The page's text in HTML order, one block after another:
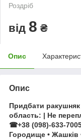
Роздріб
від 8 ₴
Опис
Опис
Придбати
область: | Не
☎+38 (098)-633-
Городище • Жашків